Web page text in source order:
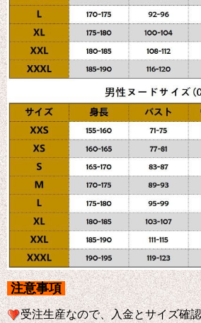
注意事項
受注生産なので、入金とサイズ確